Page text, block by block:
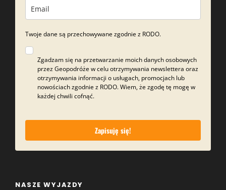
Zobaczymy zbiorniki wodne w Arturówku
Przejdziemy się szlakiem przez środek
Zobaczymy kaplicę s. Rocha oraz św.
Antoniego
Zdobędziemy Górę Ślimaka
Poszukamy pomnika zamordowanych w
1939 roku Polaków
Twoje dane są przechowywane zgodnie z RODO.
Zgadzam się na przetwarzanie moich danych osobowych
przez Geopodróże w celu otrzymywania newslettera oraz
otrzymywania informacji o usługach, promocjach lub
nowościach zgodnie z RODO. Wiem, że zgodę tę mogę w
każdej chwili cofnąć.
Zapisuję się!
NASZE WYJAZDY